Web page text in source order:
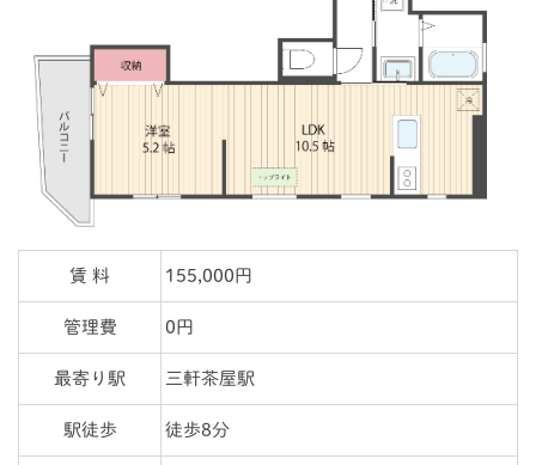
賃 料 155,000円
管理費 0円
最寄り駅 三軒茶屋駅
駅徒歩 徒歩8分